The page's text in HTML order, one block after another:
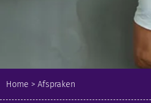
Home > Afspraken